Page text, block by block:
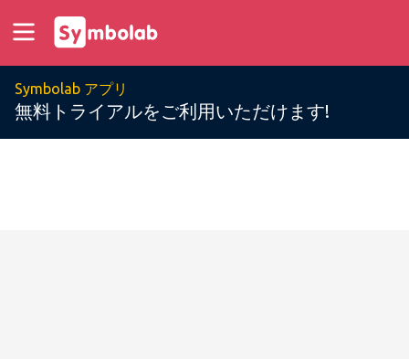
Symbolab アプリ
無料トライアルをご利用いただけます!